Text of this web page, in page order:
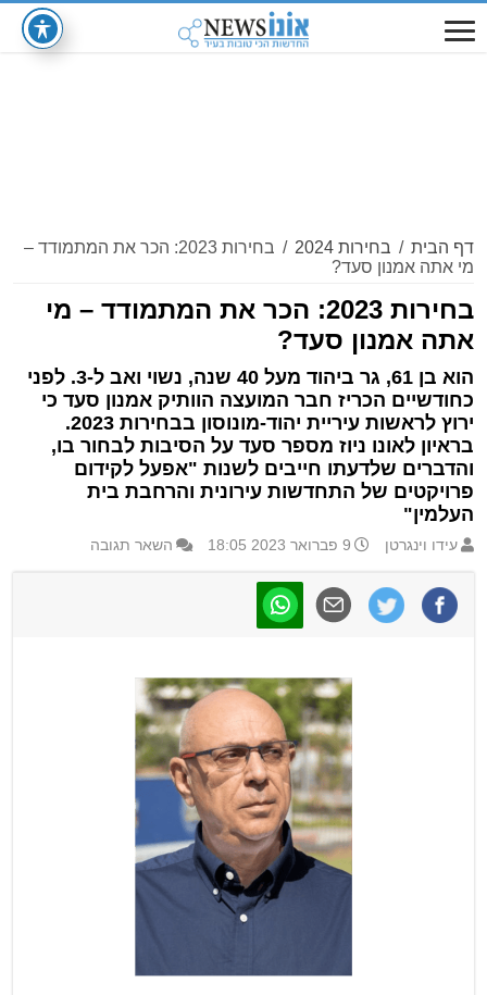
דף הבית / בחירות 2024 /
בחירות 2023: הכר את המתמודד –
מי אתה אמנון סעד?
בחירות 2023: הכר את המתמודד – מי
אתה אמנון סעד?
הוא בן 61, גר ביהוד מעל 40 שנה, נשוי ואב ל-3. לפני
כחודשיים הכריז חבר המועצה הוותיק אמנון סעד כי
ירוץ לראשות עיריית יהוד-מונוסון בבחירות 2023.
בראיון לאונו ניוז מספר סעד על הסיבות לבחור בו,
והדברים שלדעתו חייבים לשנות "אפעל לקידום
פרויקטים של התחדשות עירונית והרחבת בית
העלמין"
עידו וינגרטן 9 פברואר 2023 18:05 השאר תגובה